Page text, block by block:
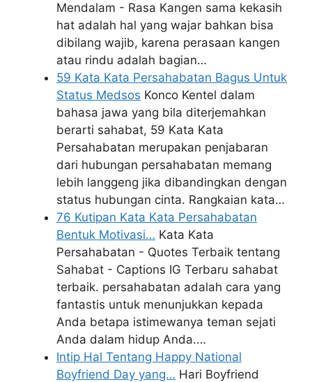
Mendalam - Rasa Kangen sama kekasih
hat adalah hal yang wajar bahkan bisa
dibilang wajib, karena perasaan kangen
atau rindu adalah bagian…
59 Kata Kata Persahabatan Bagus Untuk
Status Medsos Konco Kentel dalam
bahasa jawa yang bila diterjemahkan
berarti sahabat, 59 Kata Kata
Persahabatan merupakan penjabaran
dari hubungan persahabatan memang
lebih langgeng jika dibandingkan dengan
status hubungan cinta. Rangkaian kata…
76 Kutipan Kata Kata Persahabatan
Bentuk Motivasi… Kata Kata
Persahabatan - Quotes Terbaik tentang
Sahabat - Captions IG Terbaru sahabat
terbaik. persahabatan adalah cara yang
fantastis untuk menunjukkan kepada
Anda betapa istimewanya teman sejati
Anda dalam hidup Anda.…
Intip Hal Tentang Happy National
Boyfriend Day yang… Hari Boyfriend